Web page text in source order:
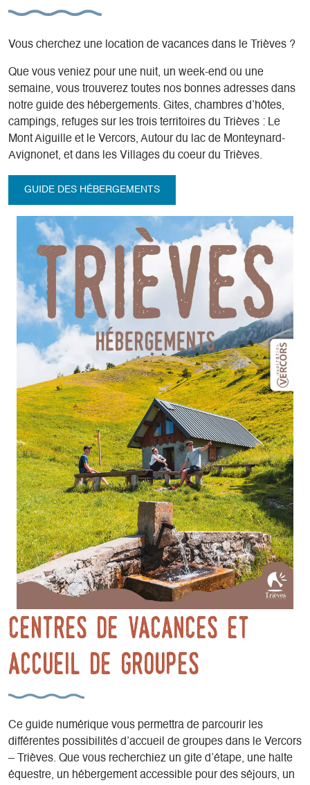
Vous cherchez une location de vacances dans le Trièves ?
Que vous veniez pour une nuit, un week-end ou une
semaine, vous trouverez toutes nos bonnes adresses dans
notre guide des hébergements. Gites, chambres d’hôtes,
campings, refuges sur les trois territoires du Trièves : Le
Mont Aiguille et le Vercors, Autour du lac de Monteynard-
Avignonet, et dans les Villages du coeur du Trièves.
GUIDE DES HÉBERGEMENTS
Centres de vacances et
accueil de groupes
Ce guide numérique vous permettra de parcourir les
différentes possibilités d’accueil de groupes dans le Vercors
– Trièves. Que vous recherchiez un gite d’étape, une halte
équestre, un hébergement accessible pour des séjours, un